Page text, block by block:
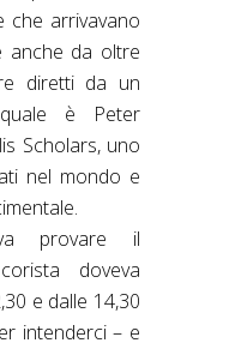
che arrivavano
anche da oltre
diretti da un
è Peter
Scholars, uno
nel mondo e
provare il
doveva
e dalle 14,30
intenderci – e